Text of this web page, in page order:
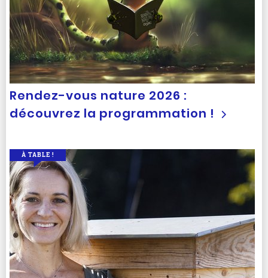
Rendez-vous nature 2026 :
découvrez la programmation !
À TABLE !